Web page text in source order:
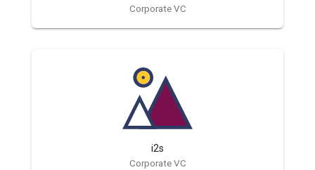
Corporate VC
i2s
Corporate VC